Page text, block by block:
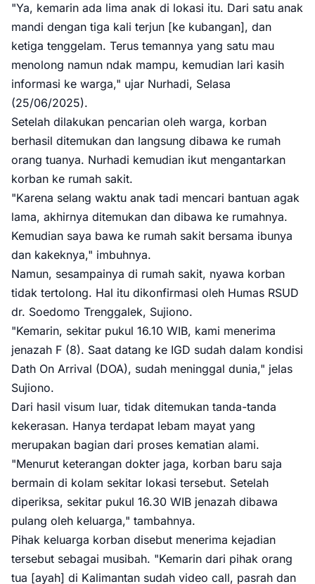
"Ya, kemarin ada lima anak di lokasi itu. Dari satu anak
mandi dengan tiga kali terjun [ke kubangan], dan
ketiga tenggelam. Terus temannya yang satu mau
menolong namun ndak mampu, kemudian lari kasih
informasi ke warga," ujar Nurhadi, Selasa
(25/06/2025).
Setelah dilakukan pencarian oleh warga, korban
berhasil ditemukan dan langsung dibawa ke rumah
orang tuanya. Nurhadi kemudian ikut mengantarkan
korban ke rumah sakit.
"Karena selang waktu anak tadi mencari bantuan agak
lama, akhirnya ditemukan dan dibawa ke rumahnya.
Kemudian saya bawa ke rumah sakit bersama ibunya
dan kakeknya," imbuhnya.
Namun, sesampainya di rumah sakit, nyawa korban
tidak tertolong. Hal itu dikonfirmasi oleh Humas RSUD
dr. Soedomo Trenggalek, Sujiono.
"Kemarin, sekitar pukul 16.10 WIB, kami menerima
jenazah F (8). Saat datang ke IGD sudah dalam kondisi
Dath On Arrival (DOA), sudah meninggal dunia," jelas
Sujiono.
Dari hasil visum luar, tidak ditemukan tanda-tanda
kekerasan. Hanya terdapat lebam mayat yang
merupakan bagian dari proses kematian alami.
"Menurut keterangan dokter jaga, korban baru saja
bermain di kolam sekitar lokasi tersebut. Setelah
diperiksa, sekitar pukul 16.30 WIB jenazah dibawa
pulang oleh keluarga," tambahnya.
Pihak keluarga korban disebut menerima kejadian
tersebut sebagai musibah. "Kemarin dari pihak orang
tua [ayah] di Kalimantan sudah video call, pasrah dan